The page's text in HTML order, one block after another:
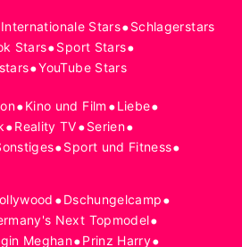
Internationale Stars•Schlagerstars
Stars•Sport Stars•
•YouTube Stars
•Kino und Film •Liebe•
•Reality TV•Serien•
•Sport und Fitness•
•Dschungelcamp•
Next Topmodel•
Meghan•Prinz Harry•